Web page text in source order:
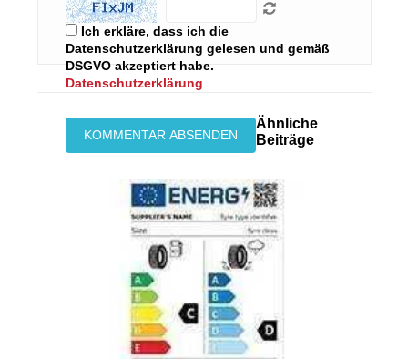
Ich erkläre, dass ich die
Datenschutzerklärung gelesen und gemäß
DSGVO akzeptiert habe.
Datenschutzerklärung
Ähnliche
Beiträge